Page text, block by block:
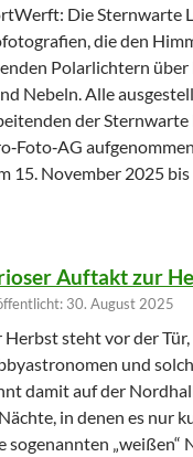
Die Sternwarte
die den
Polarlichtern über
Nebeln. Alle
der Sternwarte
15. November 2025
– Abheben
Auftakt zur
30. August 2025
Herbst steht vor der
und
damit auf der
in denen es nur
„weißen“